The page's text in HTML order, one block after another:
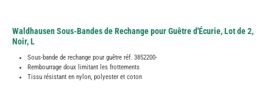
Waldhausen Sous-Bandes de Rechange pour Guêtre d'Écurie, Lot de 2,
Noir, L
Sous-bande de rechange pour guêtre réf. 3852200-
Rembourrage doux limitant les frottements
Tissu résistant en nylon, polyester et coton